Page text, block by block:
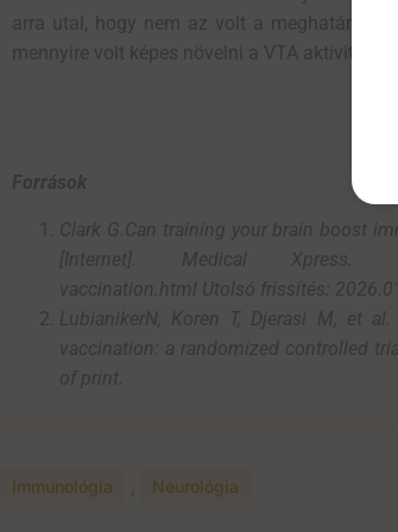
arra utal, hogy nem az volt a meghatározó
mennyire volt képes növelni a VTA aktivitását.
Források
Clark G.Can training your brain boost
[Internet]. Medical Xpress. https://
vaccination.html Utolsó frissítés:
LubianikerN, Koren T, Djerasi M, et
vaccination: a randomized controlled
of print.
Immunológia Neurológia